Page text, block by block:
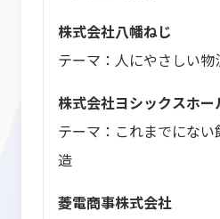
株式会社八幡ねじ
テーマ：人にやさしい物
株式会社ヨシックスホー
テーマ：これまでにな
造
菱電商事株式会社